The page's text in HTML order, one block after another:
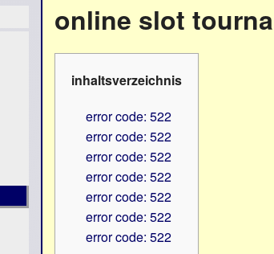
online slot
inhaltsverzeichnis
error code: 522
error code: 522
error code: 522
error code: 522
error code: 522
error code: 522
error code: 522